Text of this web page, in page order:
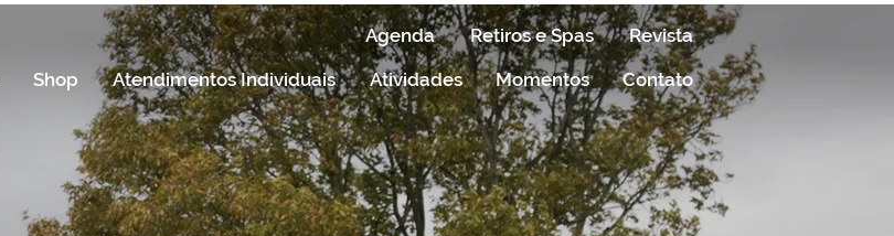
Agenda Retiros e Spas
Revista
Shop Atendimentos Individuais Atividades Momentos Contato